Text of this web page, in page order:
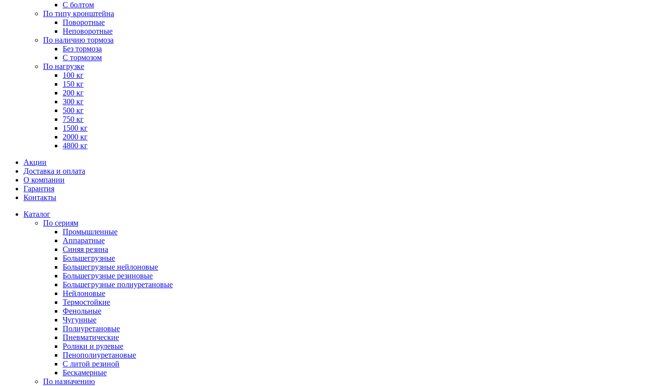
С болтом
По типу кронштейна
Поворотные
Неповоротные
По наличию тормоза
Без тормоза
С тормозом
По нагрузке
100 кг
150 кг
200 кг
300 кг
500 кг
750 кг
1500 кг
2000 кг
4800 кг
Акции
Доставка и оплата
О компании
Гарантия
Контакты
Каталог
По сериям
Промышленные
Аппаратные
Синяя резина
Большегрузные
Большегрузные нейлоновые
Большегрузные резиновые
Большегрузные полиуретановые
Нейлоновые
Термостойкие
Фенольные
Чугунные
Полиуретановые
Пневматические
Ролики и рулевые
Пенополиуретановые
С литой резиной
Бескамерные
По назначению